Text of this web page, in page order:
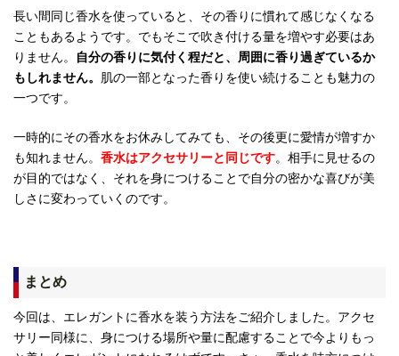
長い間同じ香水を使っていると、その香りに慣れて感じなくなる
こともあるようです。でもそこで吹き付ける量を増やす必要はあ
りません。
自分の香りに気付く程だと、周囲に香り過ぎているか
もしれません。 肌の一部となった香りを使い続けることも魅力の
一つです。
一時的にその香水をお休みしてみても、その後更に愛情が増すか
も知れません。 香水はアクセサリーと同じです。相手に見せるの
が目的ではなく、それを身につけることで自分の密かな喜びが美
しさに変わっていくのです。
まとめ
今回は、エレガントに香水を装う方法をご紹介しました。アクセ
サリー同様に、身につける場所や量に配慮することで今よりもっ